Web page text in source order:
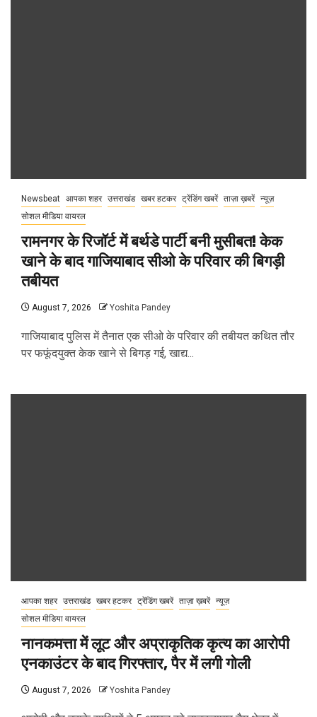
Newsbeat आपका शहर उत्तराखंड खबर हटकर ट्रेंडिंग खबरें ताज़ा ख़बरें न्यूज़
सोशल मीडिया वायरल
रामनगर के रिजॉर्ट में बर्थडे पार्टी बनी मुसीबत! केक
खाने के बाद गाजियाबाद सीओ के परिवार की बिगड़ी
तबीयत
August 7, 2026 Yoshita Pandey
गाजियाबाद पुलिस में तैनात एक सीओ के परिवार की तबीयत कथित तौर
पर फफूंदयुक्त केक खाने से बिगड़ गई, खाद्य...
आपका शहर उत्तराखंड खबर हटकर ट्रेंडिंग खबरें ताज़ा ख़बरें न्यूज़
सोशल मीडिया वायरल
नानकमत्ता में लूट और अप्राकृतिक कृत्य का आरोपी
एनकाउंटर के बाद गिरफ्तार, पैर में लगी गोली
August 7, 2026 Yoshita Pandey